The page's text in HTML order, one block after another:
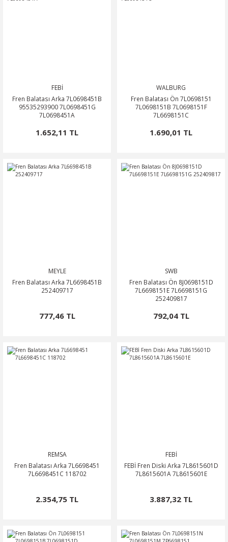
FEBİ
Fren Balatası Arka 7L0698451B
95535293900 7L0698451G
7L0698451A
1.652,11 TL
WALBURG
Fren Balatası Ön 7L0698151
7L0698151B 7L0698151F
7L6698151C
1.690,01 TL
MEYLE
Fren Balatası Arka 7L6698451B
252409717
777,46 TL
SWB
Fren Balatası Ön 8J0698151D
7L6698151E 7L6698151G
252409817
792,04 TL
REMSA
Fren Balatası Arka 7L6698451
7L6698451C 118702
2.354,75 TL
FEBİ
FEBİ Fren Diski Arka 7L8615601D
7L8615601A 7L8615601E
3.887,32 TL